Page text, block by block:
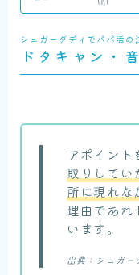
シュガーダディでパパ活の
ドタキャン・
アポイント
取りしてい
所に現れな
理由であれ
います。
出典：シュガー